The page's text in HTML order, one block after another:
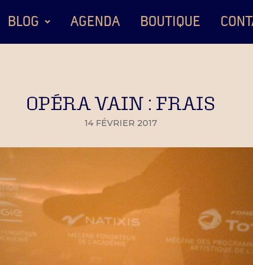
BLOG AGENDA BOUTIQUE
OPÉRA VAIN : FRAIS
14 FÉVRIER 2017